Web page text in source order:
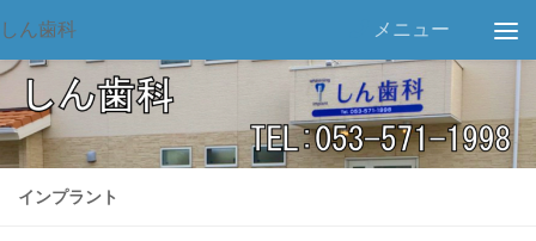
しん歯科 メニュー
インプラント